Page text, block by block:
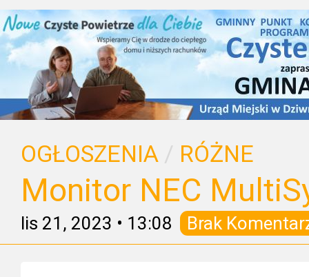
OGŁOSZENIA / RÓŻNE
Monitor NEC
lis 21, 2023 • 13:08 Brak